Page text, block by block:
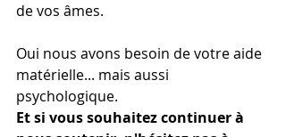
de vos âmes.
Oui nous avons besoin de votre aide
matérielle... mais aussi
psychologique.
Et si vous souhaitez continuer à